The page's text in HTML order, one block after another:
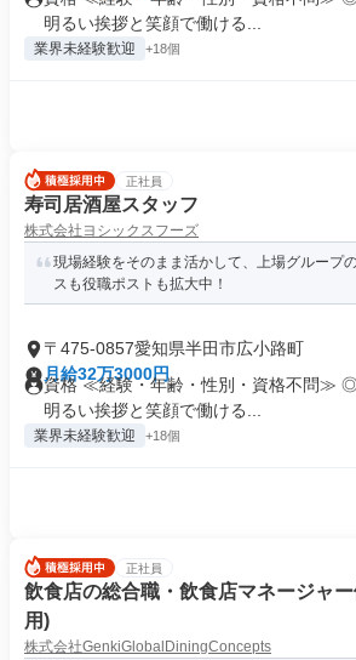
明るい挨拶と笑顔で働ける...
業界未経験歓迎 +18個
正社員
寿司居酒屋スタッフ
株式会社ヨシックスフーズ
現場経験をそのまま活かして、上場グループ
スも役職ポストも拡大中！
〒475-0857愛知県半田市広小路町
月給32万3000円
資格 ≪経験・年齢・性別・資格不問≫
明るい挨拶と笑顔で働ける...
業界未経験歓迎 +18個
正社員
飲食店の総合職・飲食店マネージャ
用)
株式会社GenkiGlobalDiningConcepts